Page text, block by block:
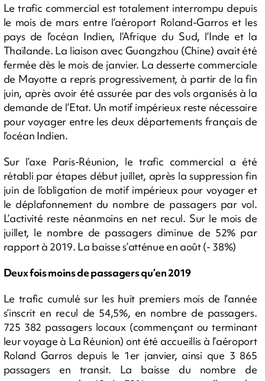
Le trafic commercial est totalement interrompu depuis
le mois de mars entre l’aéroport Roland-Garros et les
pays de l’océan Indien, l’Afrique du Sud, l’Inde et la
Thaïlande. La liaison avec Guangzhou (Chine) avait été
fermée dès le mois de janvier. La desserte commerciale
de Mayotte a repris progressivement, à partir de la fin
juin, après avoir été assurée par des vols organisés à la
demande de l’Etat. Un motif impérieux reste nécessaire
pour voyager entre les deux départements français de
l’océan Indien.
Sur l’axe Paris-Réunion, le trafic commercial a été
rétabli par étapes début juillet, après la suppression fin
juin de l’obligation de motif impérieux pour voyager et
le déplafonnement du nombre de passagers par vol.
L’activité reste néanmoins en net recul. Sur le mois de
juillet, le nombre de passagers diminue de 52% par
rapport à 2019. La baisse s’atténue en août (- 38%)
Deux fois moins de passagers qu’en 2019
Le trafic cumulé sur les huit premiers mois de l’année
s’inscrit en recul de 54,5%, en nombre de passagers.
725 382 passagers locaux (commençant ou terminant
leur voyage à La Réunion) ont été accueillis à l’aéroport
Roland Garros depuis le 1er janvier, ainsi que 3 865
passagers en transit. La baisse du nombre de